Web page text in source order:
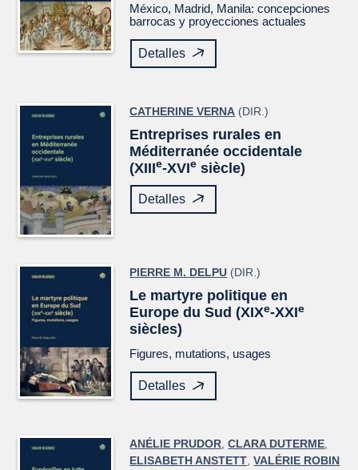
México, Madrid, Manila: concepciones
barrocas y proyecciones actuales
Detalles
CATHERINE VERNA (DIR.)
Entreprises rurales en
Méditerranée occidentale
(XIIIe-XVIe siècle)
Detalles
PIERRE M. DELPU (DIR.)
Le martyre politique en
Europe du Sud (XIXe-XXIe
siècles)
Figures, mutations, usages
Detalles
ANÉLIE PRUDOR,CLARA DUTERME,
ELISABETH ANSTETT,VALÉRIE ROBIN